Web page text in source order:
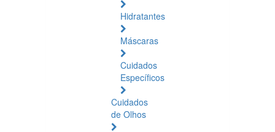
Hidratantes
Máscaras
Cuidados
Específicos
Cuidados
de Olhos